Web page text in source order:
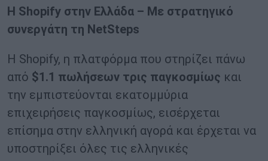
Η Shopify στην Ελλάδα – Με στρατηγικό
συνεργάτη τη NetSteps
Η Shopify, η πλατφόρμα που στηρίζει πάνω
από $1.1 πωλήσεων τρις παγκοσμίως και
την εμπιστεύονται εκατομμύρια
επιχειρήσεις παγκοσμίως, εισέρχεται
επίσημα στην ελληνική αγορά και έρχεται να
υποστηρίξει όλες τις ελληνικές